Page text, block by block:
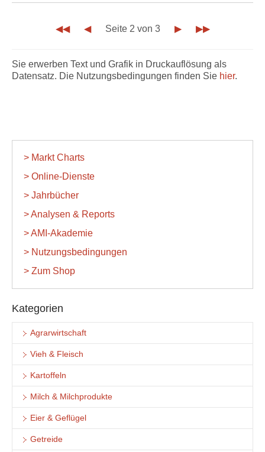
◀◀ ◀ Seite 2 von 3 ▶ ▶▶
Sie erwerben Text und Grafik in Druckauflösung als
Datensatz. Die Nutzungsbedingungen finden Sie hier.
> Markt Charts
> Online-Dienste
> Jahrbücher
> Analysen & Reports
> AMI-Akademie
> Nutzungsbedingungen
> Zum Shop
Kategorien
Agrarwirtschaft
Vieh & Fleisch
Kartoffeln
Milch & Milchprodukte
Eier & Geflügel
Getreide